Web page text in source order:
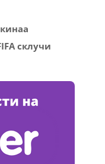
склучи